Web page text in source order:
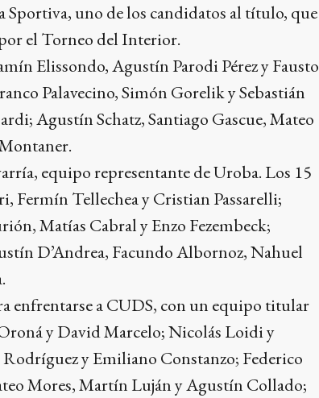
Sportiva, uno de los candidatos al título, que
el Torneo del Interior.
Elissondo, Agustín Parodi Pérez y Fausto
Palavecino, Simón Gorelik y Sebastián
Agustín Schatz, Santiago Gascue, Mateo
equipo representante de Uroba. Los 15
Fermín Tellechea y Cristian Passarelli;
Matías Cabral y Enzo Fezembeck;
D’Andrea, Facundo Albornoz, Nahuel
enfrentarse a CUDS, con un equipo titular
y David Marcelo; Nicolás Loidi y
y Emiliano Constanzo; Federico
Mores, Martín Luján y Agustín Collado;